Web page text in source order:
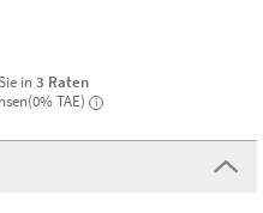
in3 Raten
TAE)
i